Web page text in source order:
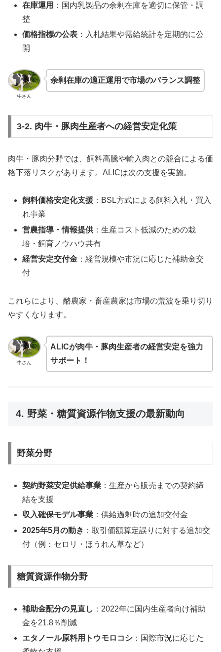
在庫運用 ：国内乳製品の余剰在庫を適切に保管・調
整
価格指標の公表 ：入札結果や需給統計を定期的に公
開
牛さん
余剰在庫の適正運用で市場のバランス調整
3-2. 肉牛・豚肉生産者への経営安定化策
肉牛・豚肉分野では、飼料高騰や輸入肉との競合による価
格下落リスクがあります。ALICは次の支援を実施。
飼料価格安定化支援 ：BSL方式による飼料入札・買入
れ事業
営農指導・情報提供 ：生産コスト低減のための栽
培・飼育ノウハウ共有
経営安定交付金 ：経営規模や市況に応じた補助金交
付
これらにより、酪農家・畜産農家は市場の荒波を乗り切り
やすくなります。
牛さん
ALICが肉牛・豚肉生産者の経営安定を強力
サポート！
4. 野菜・糖質資源作物支援の最新動向
野菜分野
契約野菜安定供給事業 ：生産から販売までの契約締
結を支援
収入確保モデル事業 ：供給過剰時の追加交付金
2025年5月の動き ：取引価額算定誤りに対する追加交
付（例：セロリ・ほうれん草など）
糖質資源作物分野
補助金配分の見直し ：2022年に国内生産者向け補助
金を21.8％削減
エタノール原料用トウモロコシ ：国際市況に応じた